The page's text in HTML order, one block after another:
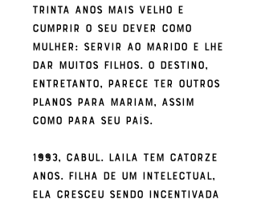
trinta anos mais velho e
cumprir o seu dever como
mulher: servir ao marido e lhe
dar muitos filhos. O destino,
entretanto, parece ter outros
planos para Mariam, assim
como para seu país.
1993, Cabul. Laila tem catorze
anos. Filha de um intelectual,
ela cresceu sendo incentivada